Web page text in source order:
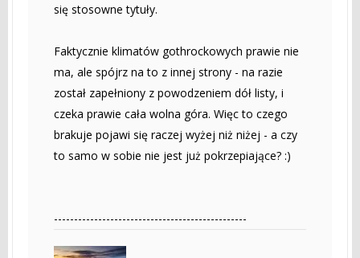
się stosowne tytuły.
Faktycznie klimatów gothrockowych prawie nie
ma, ale spójrz na to z innej strony - na razie
został zapełniony z powodzeniem dół listy, i
czeka prawie cała wolna góra. Więc to czego
brakuje pojawi się raczej wyżej niż niżej - a czy
to samo w sobie nie jest już pokrzepiające? :)
------------------------------------------------